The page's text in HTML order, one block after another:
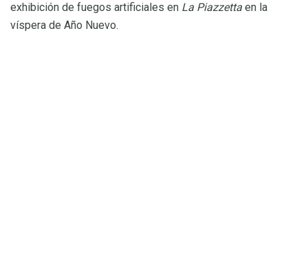
exhibición de fuegos artificiales en La Piazzetta en la
víspera de Año Nuevo.